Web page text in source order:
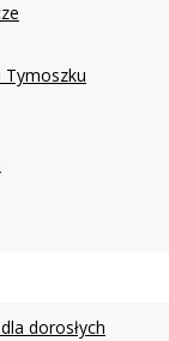
Tymoszku
dorosłych